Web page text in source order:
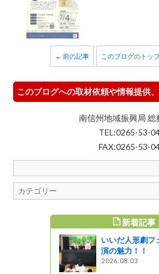
← 前の記事 このブログのトッ
このブログへの取材依頼や情報提供
南信州地域振興局 総
TEL:0265-53-
FAX:0265-53-
新着記事
いいだ人形劇フ
演の魅力！！
2026.08.03